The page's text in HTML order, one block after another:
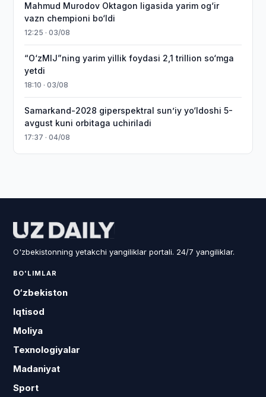
Mahmud Murodov Oktagon ligasida yarim og‘ir
vazn chempioni bo‘ldi
12:25 · 03/08
“O‘zMIJ”ning yarim yillik foydasi 2,1 trillion so‘mga
yetdi
18:10 · 03/08
Samarkand-2028 giperspektral sun’iy yo‘ldoshi 5-
avgust kuni orbitaga uchiriladi
17:37 · 04/08
O'zbekistonning yetakchi yangiliklar portali. 24/7 yangiliklar.
BO'LIMLAR
O‘zbekiston
Iqtisod
Moliya
Texnologiyalar
Madaniyat
Sport